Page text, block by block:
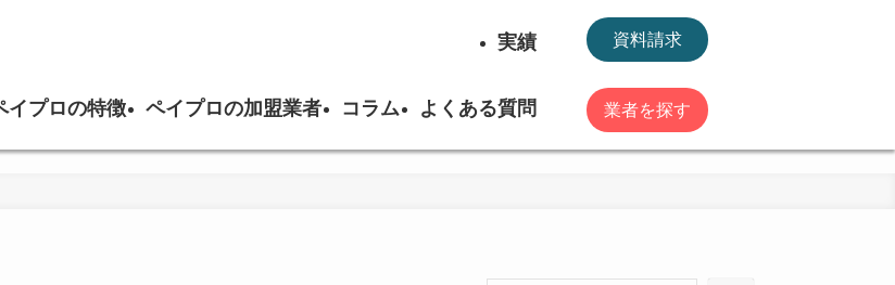
実績
イプロの特徴 ペイプロの加盟業者 コラム よくある質問
資料請求
業者を探す